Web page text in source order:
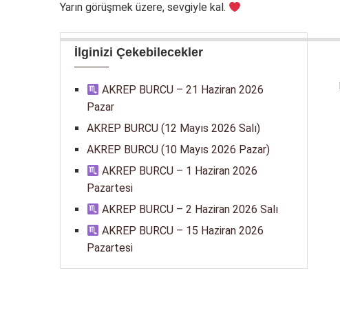
Yarın görüşmek üzere, sevgiyle kal.
İlginizi Çekebilecekler
AKREP BURCU – 21 Haziran 2026
Pazar
AKREP BURCU (12 Mayıs 2026 Salı)
AKREP BURCU (10 Mayıs 2026 Pazar)
AKREP BURCU – 1 Haziran 2026
Pazartesi
AKREP BURCU – 2 Haziran 2026 Salı
AKREP BURCU – 15 Haziran 2026
Pazartesi